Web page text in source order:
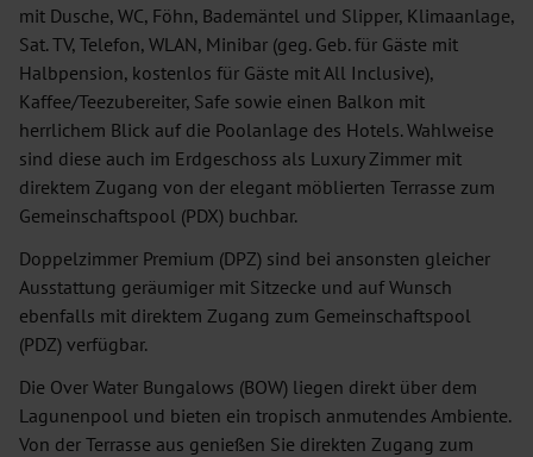
mit Dusche, WC, Föhn, Bademäntel und Slipper, Klimaanlage,
Sat. TV, Telefon, WLAN, Minibar (geg. Geb. für Gäste mit
Halbpension, kostenlos für Gäste mit All Inclusive),
Kaffee/Teezubereiter, Safe sowie einen Balkon mit
herrlichem Blick auf die Poolanlage des Hotels. Wahlweise
sind diese auch im Erdgeschoss als Luxury Zimmer mit
direktem Zugang von der elegant möblierten Terrasse zum
Gemeinschaftspool (PDX) buchbar.
Doppelzimmer Premium (DPZ) sind bei ansonsten gleicher
Ausstattung geräumiger mit Sitzecke und auf Wunsch
ebenfalls mit direktem Zugang zum Gemeinschaftspool
(PDZ) verfügbar.
Die Over Water Bungalows (BOW) liegen direkt über dem
Lagunenpool und bieten ein tropisch anmutendes Ambiente.
Von der Terrasse aus genießen Sie direkten Zugang zum